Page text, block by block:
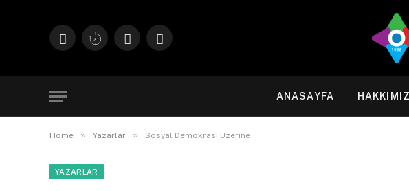
Facebook
X
InstagramYouTube
ANASAYFA
Home » Yazarlar » Sosyal Demokrasi Üzerine
YAZARLAR